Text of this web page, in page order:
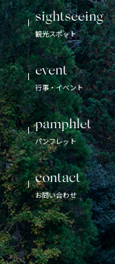
索
sightseeing
観光スポット
event
行事・イベント
pamphlet
パンフレット
contact
お問い合わせ